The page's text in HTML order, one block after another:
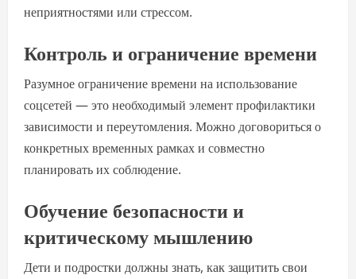
неприятностями или стрессом.
Контроль и ограничение времени
Разумное ограничение времени на использование
соцсетей — это необходимый элемент профилактики
зависимости и переутомления. Можно договориться о
конкретных временных рамках и совместно
планировать их соблюдение.
Обучение безопасности и
критическому мышлению
Дети и подростки должны знать, как защитить свои